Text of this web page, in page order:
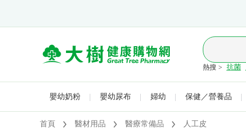
熱搜 > 抗菌
嬰幼奶粉 嬰幼尿布 婦幼 保健／營養品
首頁 醫材用品 醫療常備品 人工皮